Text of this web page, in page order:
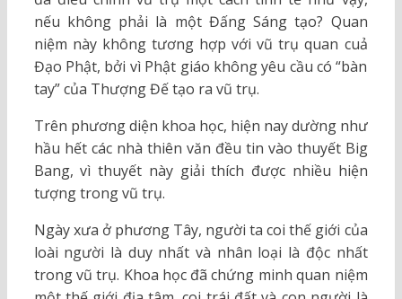
nếu không phải là một Đấng Sáng tạo? Quan
niệm này không tương hợp với vũ trụ quan cuả
Đạo Phật, bởi vì Phật giáo không yêu cầu có “bàn
tay” của Thượng Đế tạo ra vũ trụ.
Trên phương diện khoa học, hiện nay dường như
hầu hết các nhà thiên văn đều tin vào thuyết Big
Bang, vì thuyết này giải thích được nhiều hiện
tượng trong vũ trụ.
Ngày xưa ở phương Tây, người ta coi thế giới của
loài người là duy nhất và nhân loại là độc nhất
trong vũ trụ. Khoa học đã chứng minh quan niệm